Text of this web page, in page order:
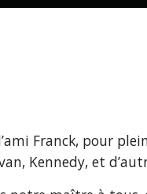
Franck, pour
Kennedy, et